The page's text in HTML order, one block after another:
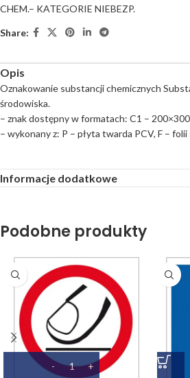
CHEM.– KATEGORIE NIEBEZP.
Share:
Opis
Oznakowanie substancji chemicznych
środowiska.
– znak dostępny w formatach: C1 – 200×300
– wykonany z: P – płyta twarda PCV, F –
Informacje dodatkowe
Podobne produkty